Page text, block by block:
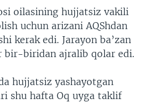
oilasining hujjatsiz vakili
uchun arizani AQShdan
kerak edi. Jarayon ba’zan
bir-biridan ajralib qolar edi.
hujjatsiz yashayotgan
shu hafta Oq uyga taklif